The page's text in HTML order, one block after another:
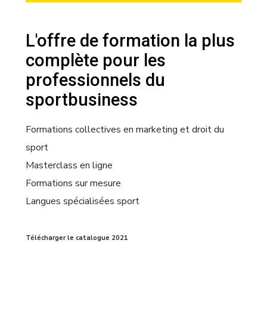
L'offre de formation la plus
complète pour les
professionnels du
sportbusiness
Formations collectives en marketing et droit du
sport
Masterclass en ligne
Formations sur mesure
Langues spécialisées sport
Télécharger le catalogue 2021